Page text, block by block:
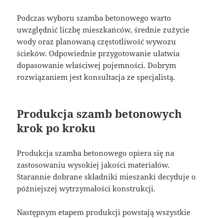
Podczas wyboru szamba betonowego warto
uwzględnić liczbę mieszkańców, średnie zużycie
wody oraz planowaną częstotliwość wywozu
ścieków. Odpowiednie przygotowanie ułatwia
dopasowanie właściwej pojemności. Dobrym
rozwiązaniem jest konsultacja ze specjalistą.
Produkcja szamb betonowych
krok po kroku
Produkcja szamba betonowego opiera się na
zastosowaniu wysokiej jakości materiałów.
Starannie dobrane składniki mieszanki decyduje o
późniejszej wytrzymałości konstrukcji.
Następnym etapem produkcji powstają wszystkie